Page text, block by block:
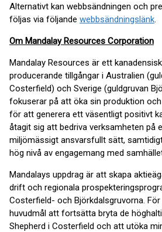
Alternativt kan webbsändningen och
följas via följande webbsändningslänk.
Om Mandalay Resources Corporation
Mandalay Resources är ett
producerande tillgångar i Australien
Costerfield) och Sverige (guldgruvan
fokuserar på att öka sin produktion
för att generera ett väsentligt positivt
åtagit sig att bedriva verksamheten på
miljömässigt ansvarsfullt sätt,
hög nivå av engagemang med
Mandalays uppdrag är att skapa
drift och regionala
Costerfield- och Björkdalsgruvorna.
huvudmål att fortsätta bryta de
Shepherd i Costerfield och att utöka